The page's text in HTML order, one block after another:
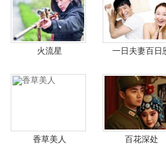
火流星 一日夫妻百日
香草美人 百花深处